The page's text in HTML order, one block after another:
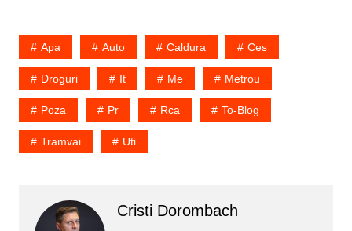
sa fie hartia igienica. Ma
dispera toaletele in care
nu…
Apa Auto Caldura Ces
Droguri It Me Metrou
Poza Pr Rca To-Blog
Tramvai Uti
Cristi Dorombach